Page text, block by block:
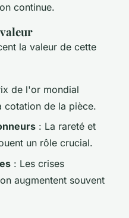
continue.
la valeur de cette
de l'or mondial
cotation de la pièce.
: La rareté et
un rôle crucial.
: Les crises
augmentent souvent